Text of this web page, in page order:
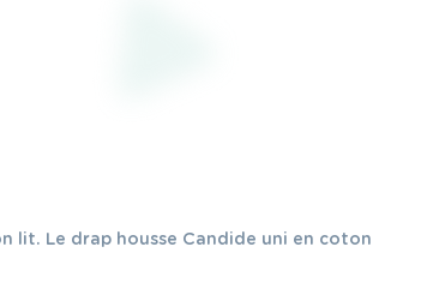
lit. Le drap housse Candide uni en coton